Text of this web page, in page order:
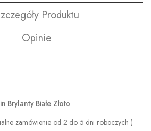
Produktu
Opinie
Brylanty Białe Złoto
zamówienie od 2 do 5 dni roboczych )